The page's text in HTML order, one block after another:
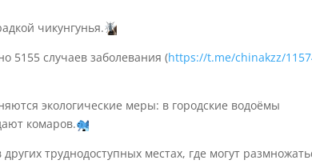
чикунгунья.
5155 случаев заболевания (https://t.me/chinakzz/
экологические меры: в городские водоёмы
комаров.
труднодоступных местах, где могут